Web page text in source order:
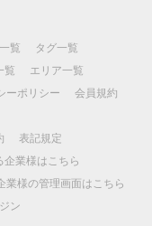
覧
タグ一覧
覧
エリア一覧
ーポリシー
会員規約
表記規定
業様はこちら
業様の管理画面はこちら
ン